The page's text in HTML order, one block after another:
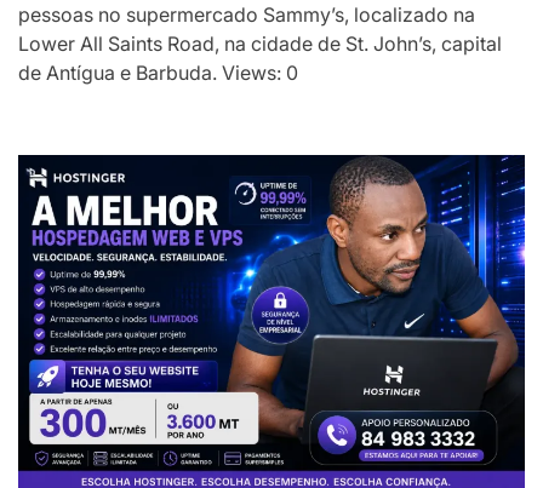
pessoas no supermercado Sammy’s, localizado na
Lower All Saints Road, na cidade de St. John’s, capital
de Antígua e Barbuda. Views: 0